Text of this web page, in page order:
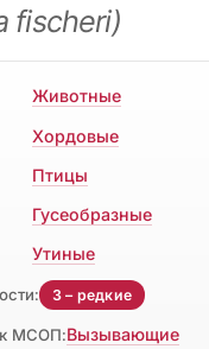
fischeri)
Животные
Хордовые
Птицы
Гусеобразные
Утиные
3 – редкие
МСОП:Вызывающие